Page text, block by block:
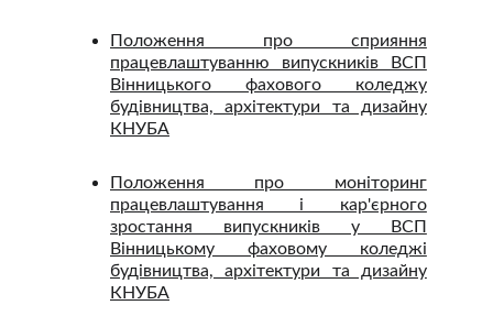
Положення про сприяння
працевлаштуванню випускників ВСП
Вінницького фахового коледжу
будівництва, архітектури та дизайну
КНУБА
Положення про моніторинг
працевлаштування і кар'єрного
зростання випускників у ВСП
Вінницькому фаховому коледжі
будівництва, архітектури та дизайну
КНУБА